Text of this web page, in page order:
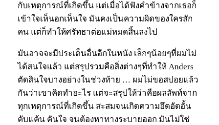
กับเหตุการณ์ที่เกิดขึ้น แต่เมื่อได้ฟังคำข้างจากเธอก็
เข้าใจเห็นอกเห็นใจ มันคงเป็นความผิดของใครสัก
คน แต่ก็ทำให้ศรัทธาต่อแม่หมดสิ้นลงไป
มันอาจจะมีประเด็นอื่นอีกในหนัง เล็กๆน้อยๆที่ผมไม่
ได้สนใจแล้ว แต่สรุปรวมคือสิ่งต่างๆที่ทำให้ Anders
ตัดสินใจบางอย่างในช่วงท้าย … ผมไม่ขอสปอยแล้ว
กันว่าเขาคิดทำอะไร แต่จะสรุปให้ว่าคือผลลัพท์จาก
ทุกเหตุการณ์ที่เกิดขึ้น สะสมจนเกิดความอึดอัดอั้น
คับแค้น คันใจ จนต้องหาทางระบายออก มันไม่ใช่